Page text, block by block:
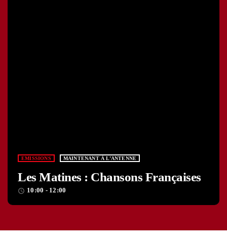
EMISSIONS MAINTENANT À L’ANTENNE
Les Matines : Chansons Françaises
access_time 10:00 - 12:00